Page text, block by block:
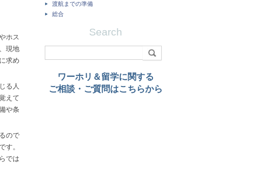
ホス
現地
求め
る人
えて
や条
ので
す。
では
渡航までの準備
総合
Search
ワーホリ＆留学に関する
ご相談・ご質問はこちらから